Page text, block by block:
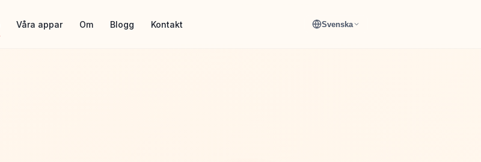
Våra appar Om Blogg Kontakt Svenska